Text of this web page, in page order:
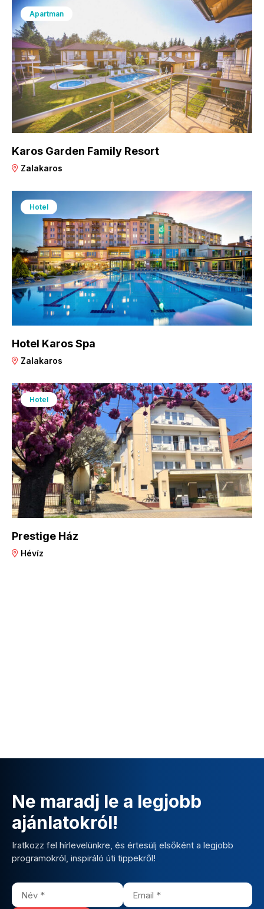
Apartman
Karos Garden Family Resort
Zalakaros
Hotel
Hotel Karos Spa
Zalakaros
Hotel
Prestige Ház
Hévíz
Ne maradj le a legjobb
ajánlatokról!
Iratkozz fel hírlevelünkre, és értesülj elsőként a legjobb
programokról, inspiráló úti tippekről!